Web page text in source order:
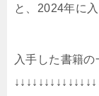
と、2024年に
入手した書籍